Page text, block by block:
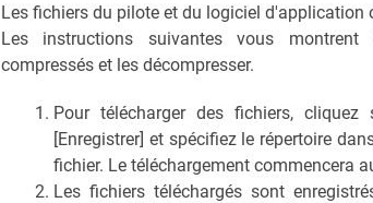
Les fichiers du pilote et du logiciel d'application
Les instructions suivantes vous montrent
compressés et les décompresser.
Pour télécharger des fichiers,
[Enregistrer] et spécifiez le répertoire
fichier. Le téléchargement commencera
Les fichiers téléchargés sont